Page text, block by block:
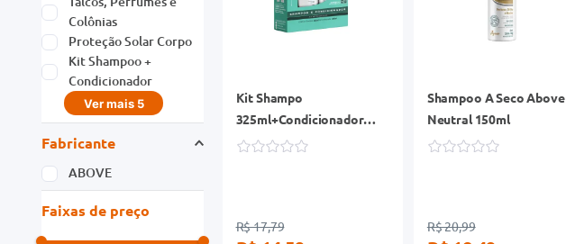
Colônias
Proteção Solar Corpo
Kit Shampoo +
Condicionador
Ver mais 5
Fabricante
ABOVE
Faixas de preço
Kit Shampo
325ml+Condicionador
200ml Above
R$ 17,79
Shampoo A Seco Above
Neutral 150ml
R$ 20,99